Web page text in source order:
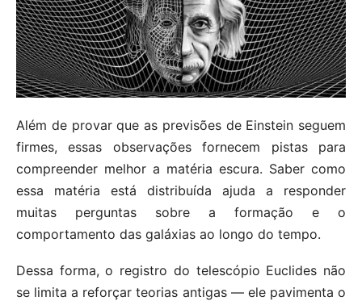
Além de provar que as previsões de Einstein seguem
firmes, essas observações fornecem pistas para
compreender melhor a matéria escura. Saber como
essa matéria está distribuída ajuda a responder
muitas perguntas sobre a formação e o
comportamento das galáxias ao longo do tempo.
Dessa forma, o registro do telescópio Euclides não
se limita a reforçar teorias antigas — ele pavimenta o